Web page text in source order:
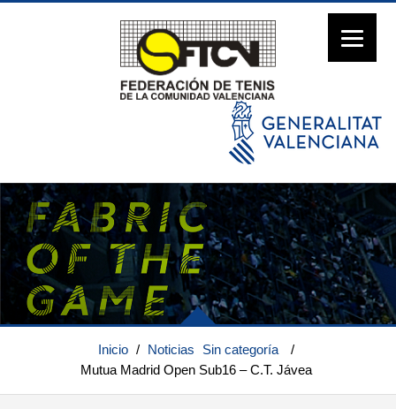
Inicio / Noticias Sin categoría
/
Mutua Madrid Open Sub16 – C.T. Jávea